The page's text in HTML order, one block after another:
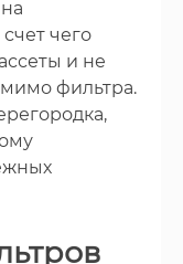
чего
и не
мимо фильтра.